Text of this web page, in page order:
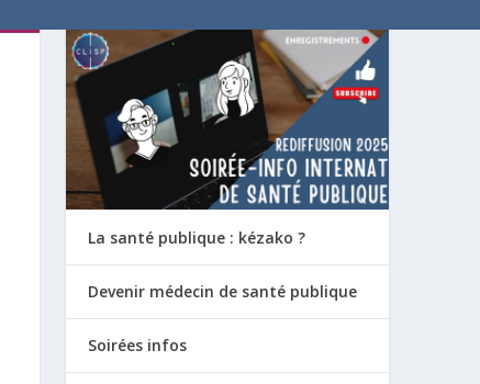
La santé publique : kézako ?
Devenir médecin de santé publique
Soirées infos